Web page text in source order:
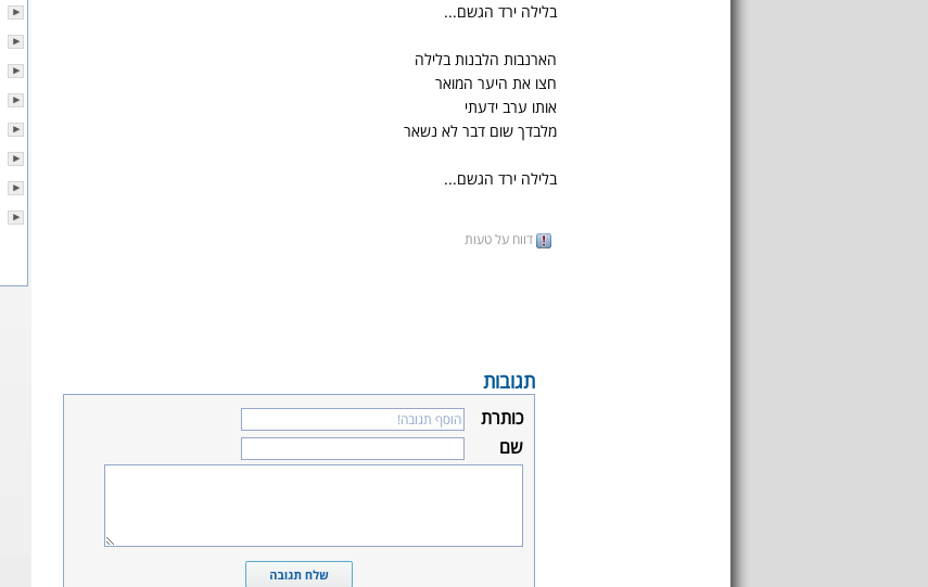
בלילה ירד הגשם...
הארנבות הלבנות בלילה
חצו את היער המואר
אותו ערב ידעתי
מלבדך שום דבר לא נשאר
בלילה ירד הגשם...
דווח על טעות
תגובות
כותרת
שם